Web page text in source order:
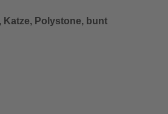
Katze, Polystone, bunt